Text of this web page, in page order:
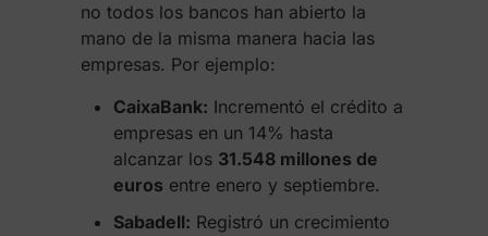
no todos los bancos han abierto la
mano de la misma manera hacia las
empresas. Por ejemplo:
CaixaBank: Incrementó el crédito a
empresas en un 14% hasta
alcanzar los 31.548 millones de
euros entre enero y septiembre.
Sabadell: Registró un crecimiento